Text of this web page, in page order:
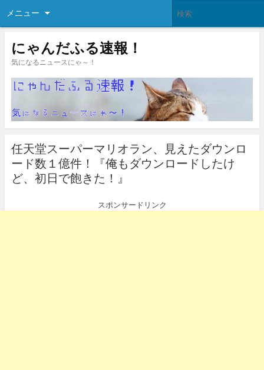
メニュー
にゃんだふる速報！
気になるニュースにゃ～！
任天堂スーパーマリオラン、見えたダウンロ
ード数１億件！『俺もダウンロードしたけ
ど、初日で飽きた！』
スポンサードリンク